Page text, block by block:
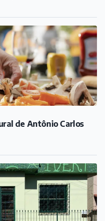
de Antônio Carlos